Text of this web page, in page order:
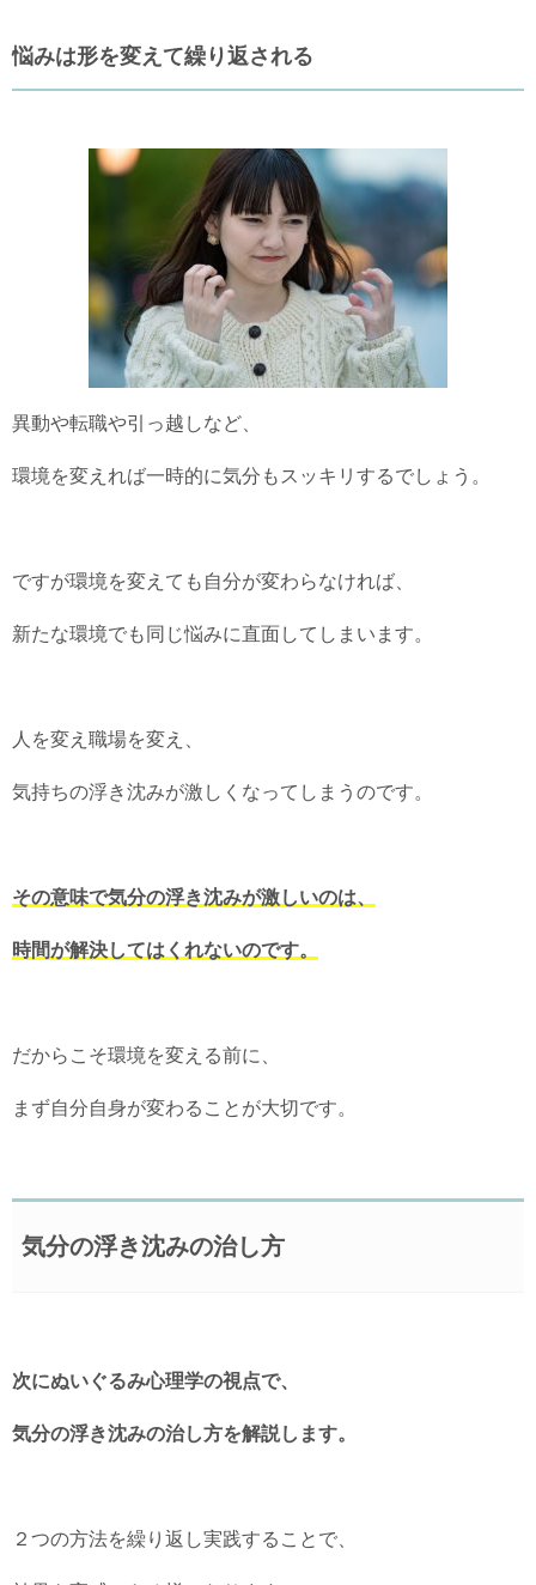
悩みは形を変えて繰り返される
異動や転職や引っ越しなど、
環境を変えれば一時的に気分もスッキリするでしょう。
ですが環境を変えても自分が変わらなければ、
新たな環境でも同じ悩みに直面してしまいます。
人を変え職場を変え、
気持ちの浮き沈みが激しくなってしまうのです。
その意味で気分の浮き沈みが激しいのは、
時間が解決してはくれないのです。
だからこそ環境を変える前に、
まず自分自身が変わることが大切です。
気分の浮き沈みの治し方
次にぬいぐるみ心理学の視点で、
気分の浮き沈みの治し方を解説します。
２つの方法を繰り返し実践することで、